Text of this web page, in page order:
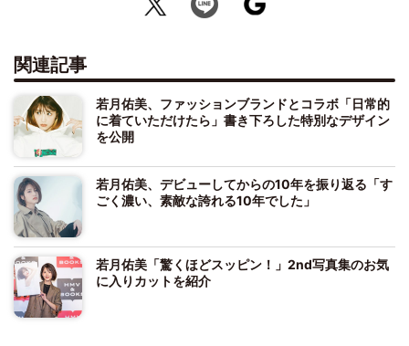
関連記事
若月佑美、ファッションブランドとコラボ「日常的
に着ていただけたら」書き下ろした特別なデザイン
を公開
若月佑美、デビューしてからの10年を振り返る「す
ごく濃い、素敵な誇れる10年でした」
若月佑美「驚くほどスッピン！」2nd写真集のお気
に入りカットを紹介